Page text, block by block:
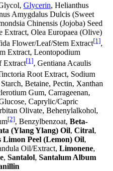
Glycerin, Helianthus
Amygdalus Dulcis (Sweet
Chinensis (Jojoba) Seed
Extract, Olea Europaea (Olive)
Flower/Leaf/Stem Extract[1],
Extract, Leontopodium
Extract[1], Gentiana Acaulis
Root Extract, Sodium
Betaine, Pectin, Xanthan
Gum, Carrageenan,
Caprylic/Capric
Olivate, Behenylalkohol,
[2], Benzylbenzoat, Beta-
(Ylang Ylang) Oil, Citral,
Limon Peel (Lemon) Oil,
Oil/Extract, Limonene,
, Santalol, Santalum Album